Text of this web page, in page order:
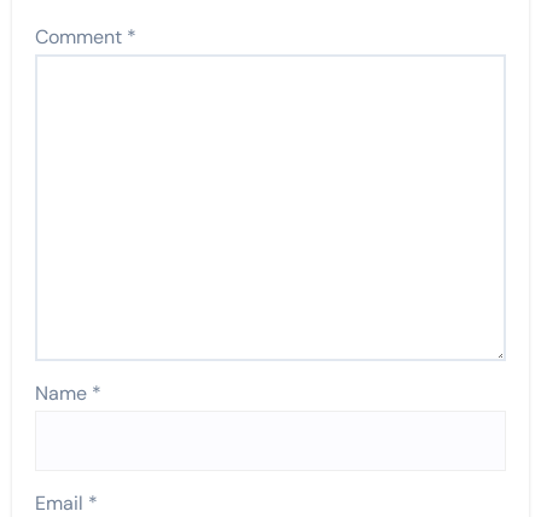
Comment *
Name *
Email *